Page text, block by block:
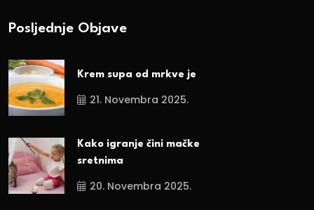
Posljednje Objave
Krem supa od mrkve je
21. Novembra 2025.
Kako igranje čini mačke
sretnima
20. Novembra 2025.